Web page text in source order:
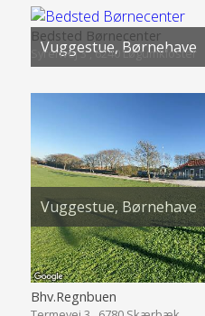
Vuggestue, Børnehave
Bedsted Børnecenter
Syrenvej 3 , 6240 Løgumkloster
Vuggestue, Børnehave
Bhv.Regnbuen